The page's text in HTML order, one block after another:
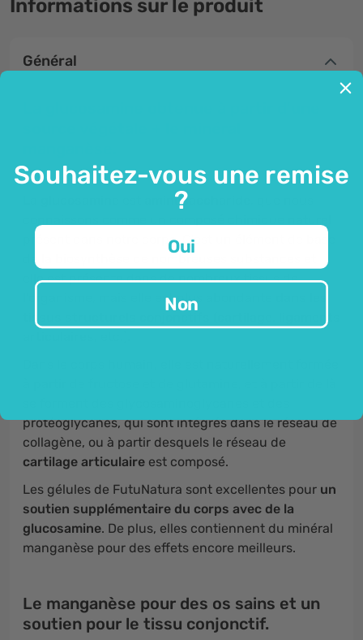
Informations sur le produit
Général
aminosaccharide
présent dans notre corps. C'est un élément de base
de la biosynthèse de nombreuses substances et
elle est présente dans de nombreux tissus de
l'organisme, mais elle est plus abondante
protéoglycanes, qui sont intégrés dans le réseau de
collagène, ou à partir desquels le réseau de
cartilage articulaire est composé.
Les gélules de FutuNatura sont excellentes pour un
soutien supplémentaire du corps avec de la
glucosamine. De plus, elles contiennent du minéral
manganèse pour des effets encore meilleurs.
Le manganèse pour des os sains et un
soutien pour le tissu conjonctif.
Souhaitez-vous une remise
?
Oui
Non